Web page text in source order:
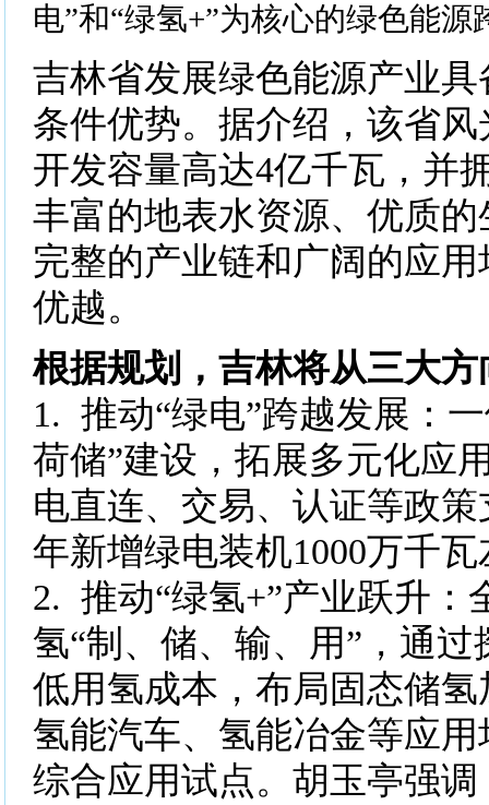
电”和“绿氢+”为核心的绿色能
吉林省发展绿色能源产业
条件优势。据介绍，该省
开发容量高达4亿千瓦，并
丰富的地表水资源、优质
完整的产业链和广阔的应
优越。
根据规划，吉林将从三大
1. 推动“绿电”跨越发展：
荷储”建设，拓展多元化应
电直连、交易、认证等政
年新增绿电装机1000万千
2. 推动“绿氢+”产业跃升：
氢“制、储、输、用”，通
低用氢成本，布局固态储
氢能汽车、氢能冶金等应
综合应用试点。胡玉亭强调